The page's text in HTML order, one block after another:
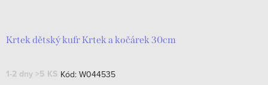
Krtek dětský kufr Krtek a kočárek 30cm
1-2 dny >5 KS Kód: W044535